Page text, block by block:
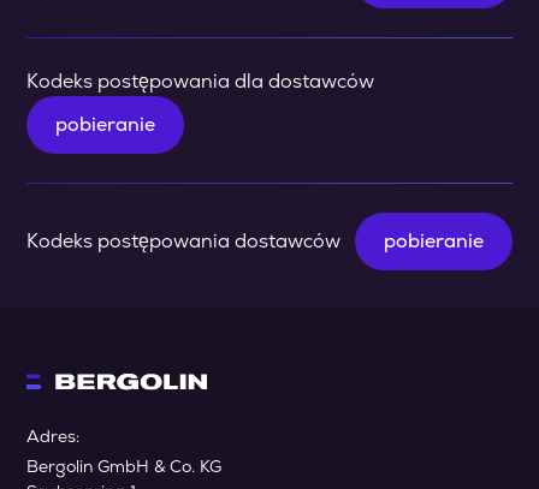
Kodeks postępowania dla dostawców
pobieranie
Kodeks postępowania dostawców pobieranie
Adres:
Bergolin GmbH & Co. KG